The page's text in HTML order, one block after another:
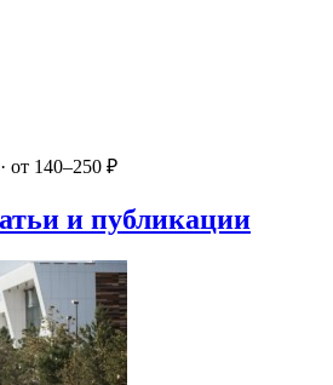
от 140–250 ₽
и публикации